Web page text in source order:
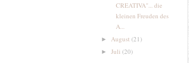
CREATIVA"... die
kleinen Freuden des
A...
► August (21)
► Juli (20)